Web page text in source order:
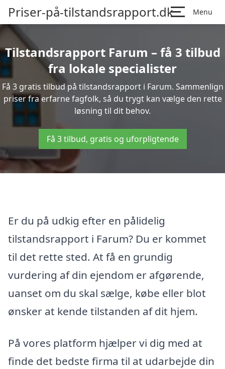
Priser-på-tilstandsrapport.dk Menu
Tilstandsrapport Farum – få 3 tilbud
fra lokale specialister
Få 3 gratis tilbud på tilstandsrapport i Farum. Sammenlign
priser fra erfarne fagfolk, så du trygt kan vælge den rette
løsning til dit behov.
Få 3 tilbud, gratis og uforpligtende
Er du på udkig efter en pålidelig
tilstandsrapport i Farum? Du er kommet
til det rette sted. At få en grundig
vurdering af din ejendom er afgørende,
uanset om du skal sælge, købe eller blot
ønsker at kende tilstanden af dit hjem.
På vores platform hjælper vi dig med at
finde det bedste firma til at udarbejde din